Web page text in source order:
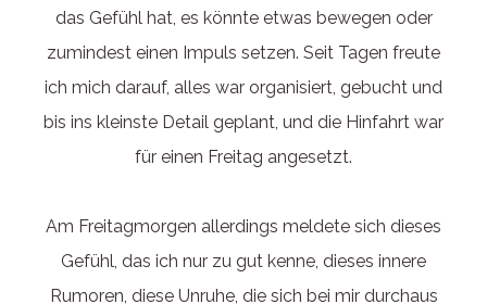
das Gefühl hat, es könnte etwas bewegen oder
zumindest einen Impuls setzen. Seit Tagen freute
ich mich darauf, alles war organisiert, gebucht und
bis ins kleinste Detail geplant, und die Hinfahrt war
für einen Freitag angesetzt.
Am Freitagmorgen allerdings meldete sich dieses
Gefühl, das ich nur zu gut kenne, dieses innere
Rumoren, diese Unruhe, die sich bei mir durchaus